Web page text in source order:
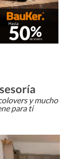
y mucho
para ti